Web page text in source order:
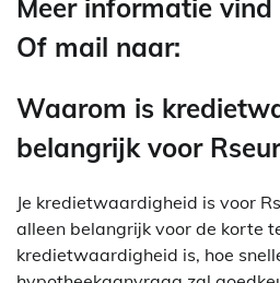
Meer informatie vind
Of mail naar:
Waarom is
belangrijk voor
Je kredietwaardigheid is voor
alleen belangrijk voor de korte
kredietwaardigheid is, hoe